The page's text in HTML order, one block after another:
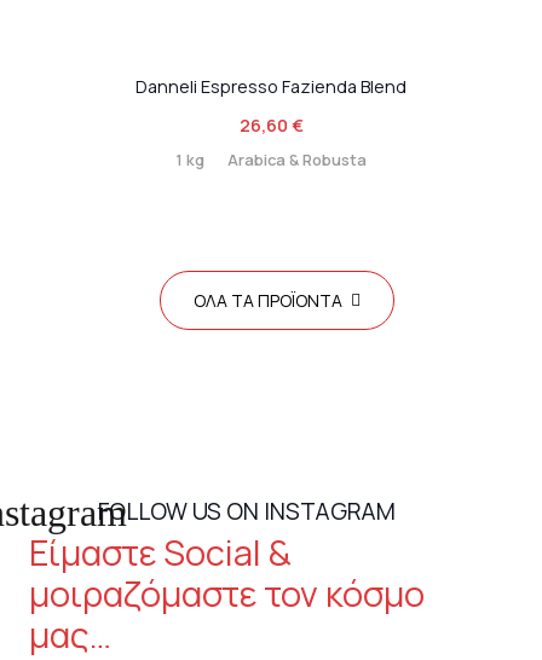
Danneli Espresso Fazienda Blend
26,60 €
1 kg Arabica & Robusta
ΟΛΑ ΤΑ ΠΡΟΪΟΝΤΑ
FOLLOW US ON INSTAGRAM
Είμαστε Social &
μοιραζόμαστε τον κόσμο
μας…